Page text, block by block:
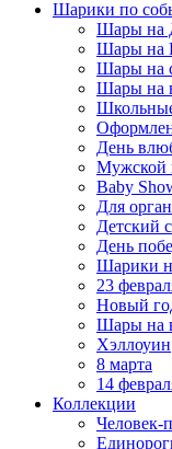
Шарики по
Шары на
Шары на
Шары на
Шары на
День
Мужской
Baby
Для
Детский
День
Шарики
23
Новый
Шары на
Хэллоуин
8 марта
14
Коллекции
Человек-